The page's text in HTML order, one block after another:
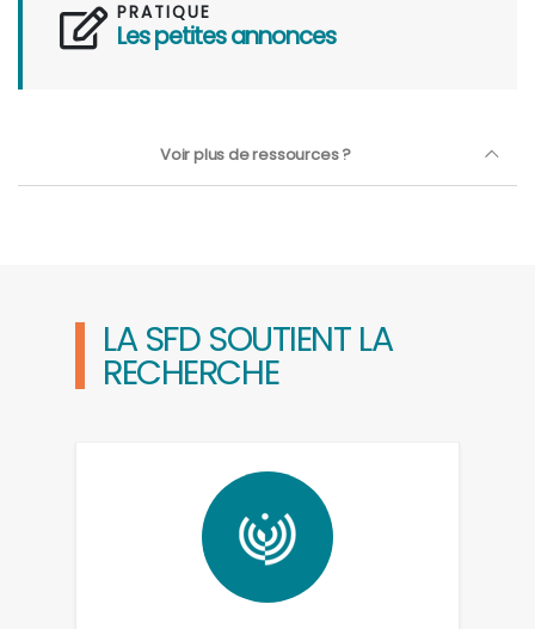
PRATIQUE
Les petites annonces
Voir plus de ressources ?
LA SFD SOUTIENT LA
RECHERCHE